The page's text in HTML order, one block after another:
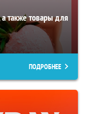
также товары для
ПОДРОБНЕЕ